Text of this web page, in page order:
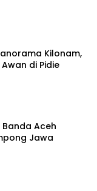
Kilonam,
di Pidie
Aceh
Jawa